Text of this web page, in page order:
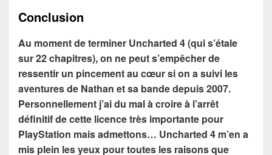
Conclusion
Au moment de terminer Uncharted 4 (qui s’étale
sur 22 chapitres), on ne peut s’empêcher de
ressentir un pincement au cœur si on a suivi les
aventures de Nathan et sa bande depuis 2007.
Personnellement j’ai du mal à croire à l’arrêt
définitif de cette licence très importante pour
PlayStation mais admettons… Uncharted 4 m’en a
mis plein les yeux pour toutes les raisons que